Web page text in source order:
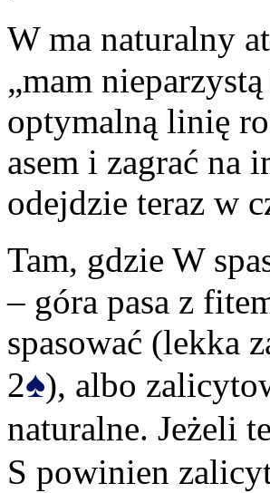
W ma naturalny
„mam
optymalną linię
asem i zagrać na
odejdzie teraz w
Tam, gdzie W
– góra pasa z
spasować (lekka
2♠), albo
naturalne. Jeżeli
S powinien